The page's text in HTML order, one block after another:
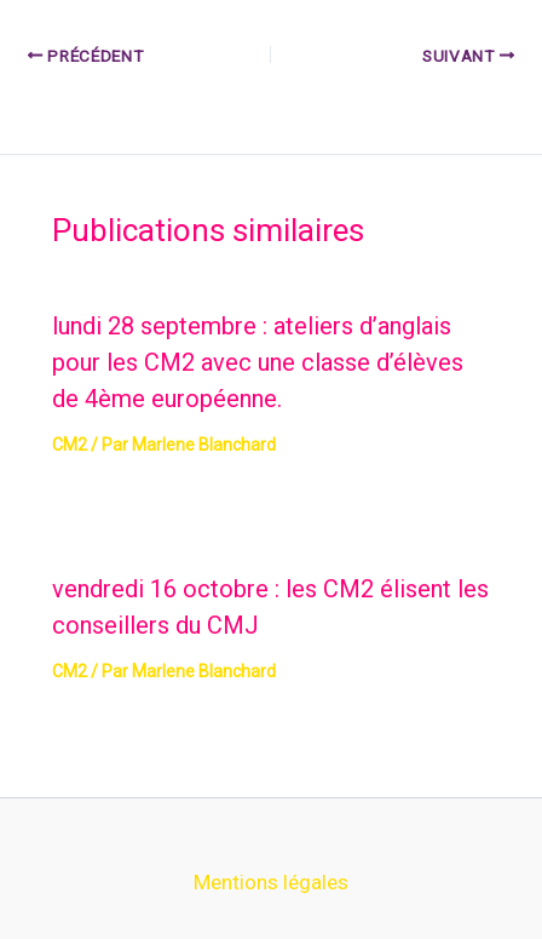
PRÉCÉDENT SUIVANT
Publications similaires
lundi 28 septembre : ateliers d’anglais
pour les CM2 avec une classe d’élèves
de 4ème européenne.
CM2/ Par Marlene Blanchard
vendredi 16 octobre : les CM2 élisent les
conseillers du CMJ
CM2/ Par Marlene Blanchard
Mentions légales